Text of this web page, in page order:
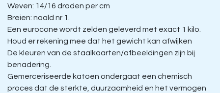
Weven: 14/16 draden per cm
Breien: naald nr 1.
Een eurocone wordt zelden geleverd met exact 1 kilo.
Houd er rekening mee dat het gewicht kan afwijken
De kleuren van de staalkaarten/afbeeldingen zijn bij
benadering.
Gemerceriseerde katoen ondergaat een chemisch
proces dat de sterkte, duurzaamheid en het vermogen